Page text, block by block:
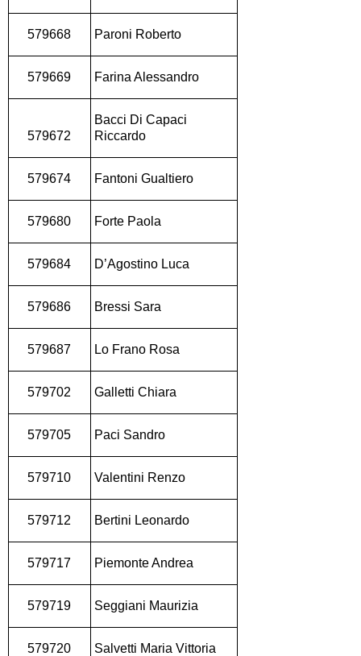
579668 Paroni Roberto
579669 Farina Alessandro
579672
Bacci Di Capaci
Riccardo
579674 Fantoni Gualtiero
579680 Forte Paola
579684 D’Agostino Luca
579686 Bressi Sara
579687 Lo Frano Rosa
579702 Galletti Chiara
579705 Paci Sandro
579710 Valentini Renzo
579712 Bertini Leonardo
579717 Piemonte Andrea
579719 Seggiani Maurizia
579720 Salvetti Maria Vittoria